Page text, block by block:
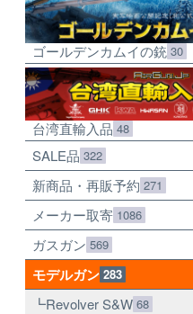
ゴールデンカムイの銃 30
台湾直輸入品 48
SALE品 322
新商品・再販予約 271
メーカー取寄 1086
ガスガン 569
モデルガン 283
Revolver S&W 68